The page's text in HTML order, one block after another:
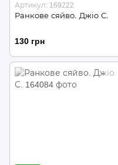
Артикул: 169222
Ранкове сяйво. Джіо С.
130 грн